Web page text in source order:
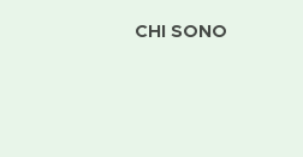
CHI SONO